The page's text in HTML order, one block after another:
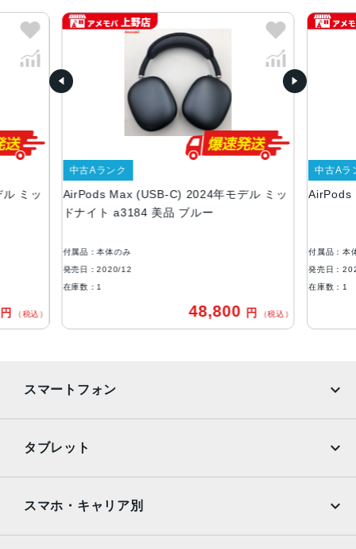
187.3 mm×168.6 mm×83.4 mm・384.8 g
カラー
スペースグレイ、スカイブルー、シルバー、ピンク、グリ
ーン
ワイヤレス
Bluetooth
Lightning
ミッ
（税込）
AirPods Max (USB-C) 2024年モデル ミッ
ドナイト a3184 美品 ブルー
中古Aランク
付属品：本体のみ
発売日：2020/12
在庫数：1
48,800円（税込）
AirPods
中古Aラ
付属品：本体
発売日：
在庫数：1
スマートフォン
AQUOS
OPPO Android
タブレット
スマホ・キャリア別